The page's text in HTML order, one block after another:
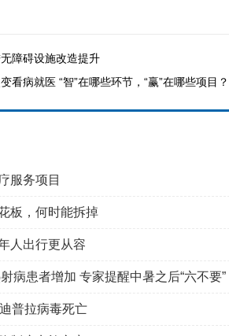
障碍设施改造提升
看病就医 “智”在哪些环节，“赢”在哪些项目？
服务项目
板，何时能拆掉
人出行更从容
病患者增加 专家提醒中暑之后“六不要”
普拉病毒死亡